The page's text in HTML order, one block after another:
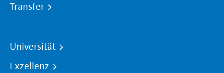
Transfer
Universität
Exzellenz